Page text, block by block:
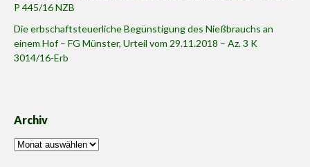
P 445/16 NZB
Die erbschaftsteuerliche Begünstigung des Nießbrauchs an
einem Hof – FG Münster, Urteil vom 29.11.2018 – Az. 3 K
3014/16-Erb
Archiv
Archiv